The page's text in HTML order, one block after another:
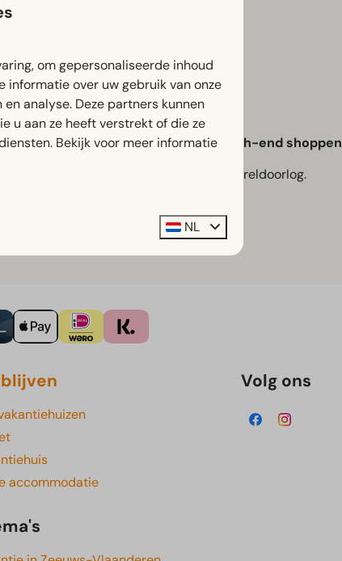
van zee, rust en ruimte.
galerieën. Perfect voor een dagje high-end shoppen
van Knokke tijdens de Tweede Wereldoorlog.
accommodatie
Volg ons
om gepersonaliseerde inhoud
informatie over uw gebruik van onze
analyse. Deze partners kunnen
u aan ze heeft verstrekt of die ze
Bekijk voor meer informatie
NL